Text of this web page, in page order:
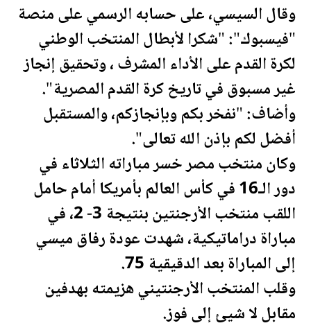
وقال السيسي، على حسابه الرسمي على منصة
"فيسبوك": "شكرا لأبطال المنتخب الوطني
لكرة القدم على الأداء المشرف ، وتحقيق إنجاز
غير مسبوق في تاريخ كرة القدم المصرية".
وأضاف: "نفخر بكم وبإنجازكم، والمستقبل
أفضل لكم بإذن الله تعالى".
وكان منتخبمصرخسر مباراته الثلاثاء في
دور الـ16 في
كأس العالمبأمريكا أمام حامل
اللقب منتخب الأرجنتين بنتيجة 3- 2، في
مباراة دراماتيكية، شهدت عودة رفاق ميسي
إلى المباراة بعد الدقيقية 75.
وقلب المنتخب الأرجنتيني هزيمته بهدفين
مقابل لا شيئ إلى فوز.